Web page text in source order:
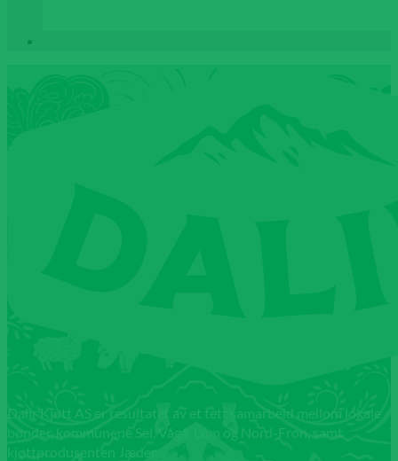
Dalir Kjøtt AS er resultatet av et tett samarbeid mellom lokale
bønder, kommunene Sel, Vågå, Lom og Nord-Fron, samt
kjøttprodusenten Jæder.